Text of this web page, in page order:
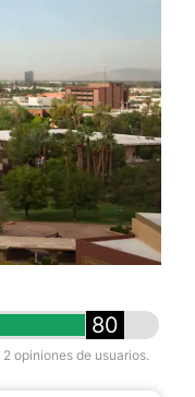
80
2 opiniones de usuarios.